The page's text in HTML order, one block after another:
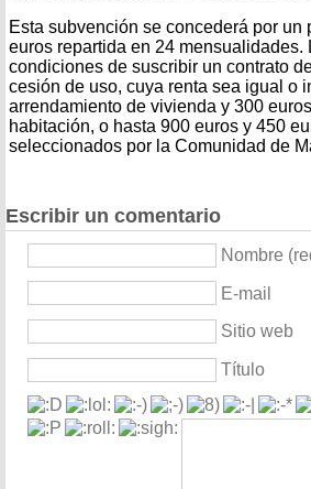
Esta subvención se concederá por
euros repartida en 24
condiciones de suscribir un contrato
cesión de uso, cuya renta sea igual o
arrendamiento de vivienda y 300
habitación, o hasta 900 euros y 450
seleccionados por la Comunidad de
Escribir un comentario
Nombre
E-mail
Sitio web
Título